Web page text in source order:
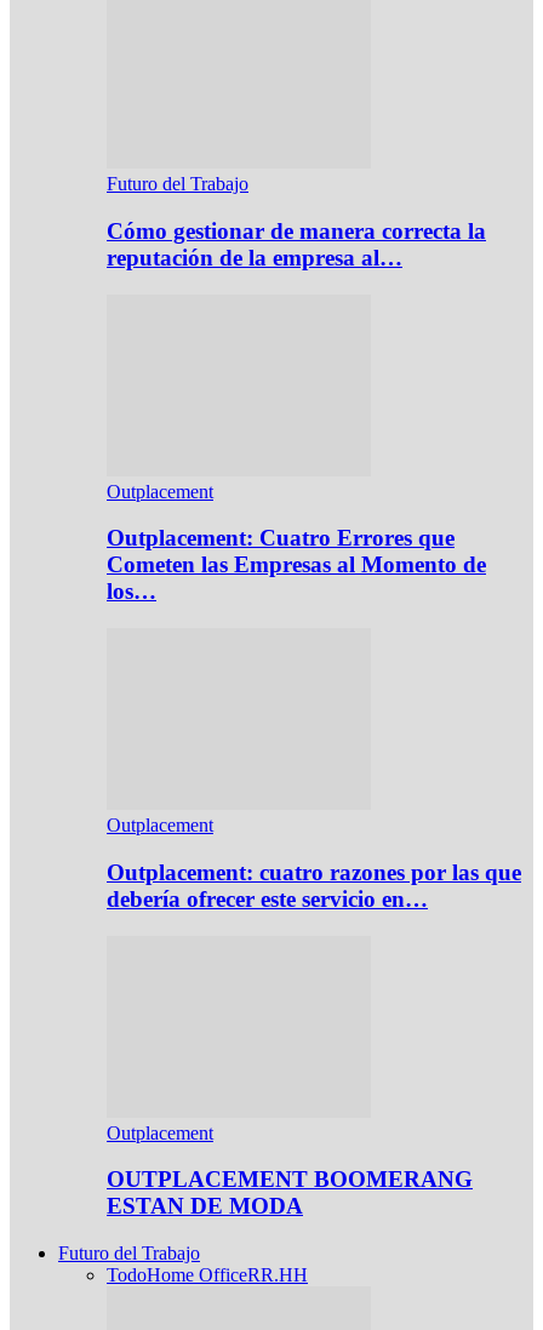
Futuro del Trabajo
Cómo gestionar de manera correcta la
reputación de la empresa al…
Outplacement
Outplacement: Cuatro Errores que
Cometen las Empresas al Momento de
los…
Outplacement
Outplacement: cuatro razones por las que
debería ofrecer este servicio en…
Outplacement
OUTPLACEMENT BOOMERANG
ESTAN DE MODA
Futuro del Trabajo
TodoHome OfficeRR.HH